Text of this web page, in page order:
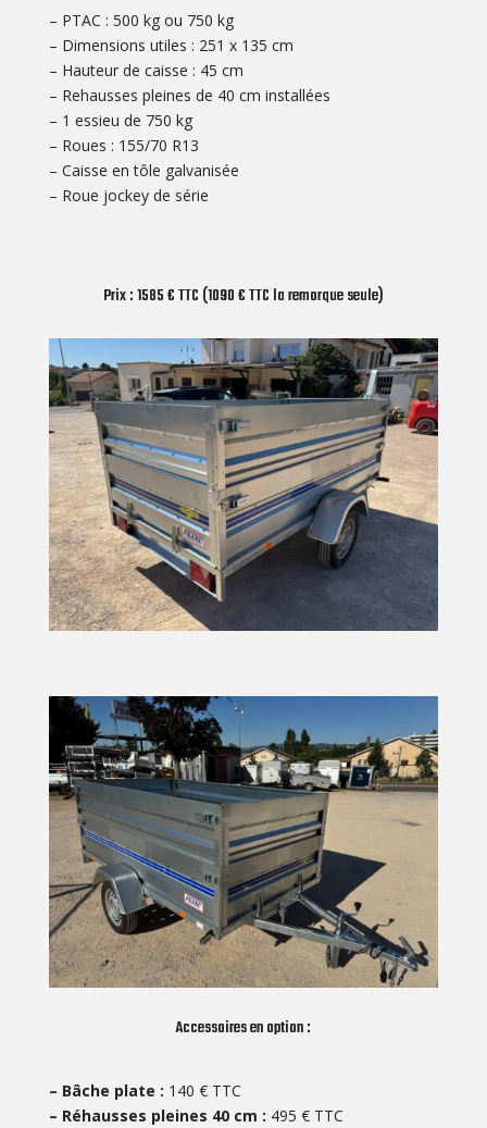
– PTAC : 500 kg ou 750 kg
– Dimensions utiles : 251 x 135 cm
– Hauteur de caisse : 45 cm
– Rehausses pleines de 40 cm installées
– 1 essieu de 750 kg
– Roues : 155/70 R13
– Caisse en tôle galvanisée
– Roue jockey de série
Prix : 1585 € TTC (1090 € TTC la remorque seule)
Accessoires en option :
– Bâche plate : 140 € TTC
– Réhausses pleines 40 cm : 495 € TTC